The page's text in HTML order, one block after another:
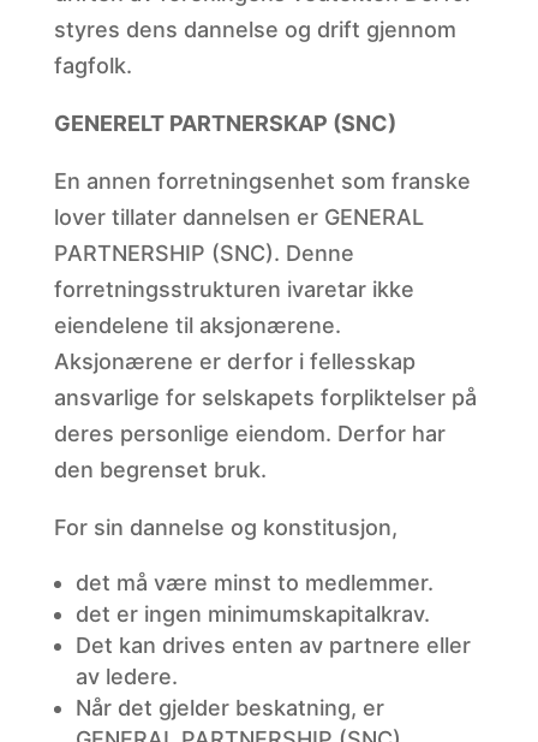
styres dens dannelse og drift gjennom
fagfolk.
GENERELT PARTNERSKAP (SNC)
En annen forretningsenhet som franske
lover tillater dannelsen er GENERAL
PARTNERSHIP (SNC). Denne
forretningsstrukturen ivaretar ikke
eiendelene til aksjonærene.
Aksjonærene er derfor i fellesskap
ansvarlige for selskapets forpliktelser på
deres personlige eiendom. Derfor har
den begrenset bruk.
For sin dannelse og konstitusjon,
det må være minst to medlemmer.
det er ingen minimumskapitalkrav.
Det kan drives enten av partnere eller
av ledere.
Når det gjelder beskatning, er